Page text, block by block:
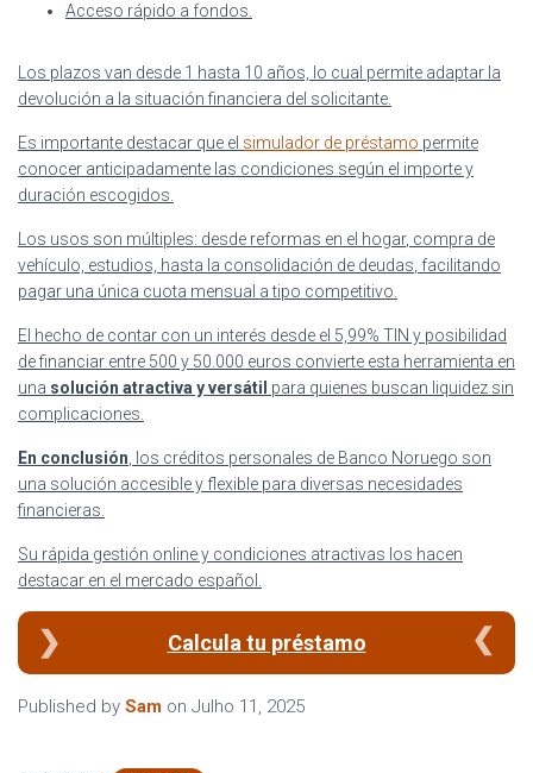
Acceso rápido a fondos.
Los plazos van desde 1 hasta 10 años, lo cual permite adaptar la
devolución a la situación financiera del solicitante.
Es importante destacar que el simulador de préstamo permite
conocer anticipadamente las condiciones según el importe y
duración escogidos.
Los usos son múltiples: desde reformas en el hogar, compra de
vehículo, estudios, hasta la consolidación de deudas , facilitando
pagar una única cuota mensual a tipo competitivo.
El hecho de contar con un interés desde el 5,99% TIN y posibilidad
de financiar entre 500 y 50.000 euros convierte esta herramienta en
una solución atractiva y versátil para quienes buscan liquidez sin
complicaciones.
En conclusión , los créditos personales de Banco Noruego son
una solución accesible y flexible para diversas necesidades
financieras.
Su rápida gestión online y condiciones atractivas los hacen
destacar en el mercado español.
Calcula tu préstamo
Published by Sam on Julho 11, 2025